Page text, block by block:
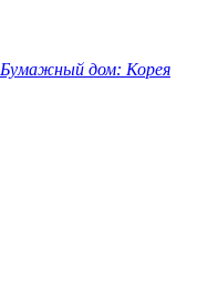
Бумажный дом: Корея